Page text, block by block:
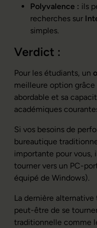
Polyvalence : ils
recherches sur
simples.
Verdict :
Pour les étudiants, un
meilleure option grâce
abordable et sa
académiques
Si vos besoins de
bureautique
importante pour vous,
tourner vers un PC-
équipé de Windows).
La dernière
peut-être de se
traditionnelle comme